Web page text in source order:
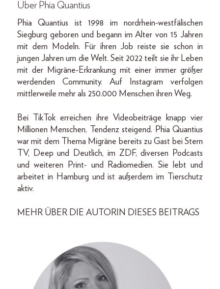
Über Phia Quantius
Phia Quantius ist 1998 im nordrhein-westfälischen
Siegburg geboren und begann im Alter von 15 Jahren
mit dem Modeln. Für ihren Job reiste sie schon in
jungen Jahren um die Welt. Seit 2022 teilt sie ihr Leben
mit der Migräne-Erkrankung mit einer immer größer
werdenden Community. Auf Instagram verfolgen
mittlerweile mehr als 250.000 Menschen ihren Weg.
Bei TikTok erreichen ihre Videobeiträge knapp vier
Millionen Menschen, Tendenz steigend. Phia Quantius
war mit dem Thema Migräne bereits zu Gast bei Stern
TV, Deep und Deutlich, im ZDF, diversen Podcasts
und weiteren Print- und Radiomedien. Sie lebt und
arbeitet in Hamburg und ist außerdem im Tierschutz
aktiv.
MEHR ÜBER DIE AUTORIN DIESES BEITRAGS